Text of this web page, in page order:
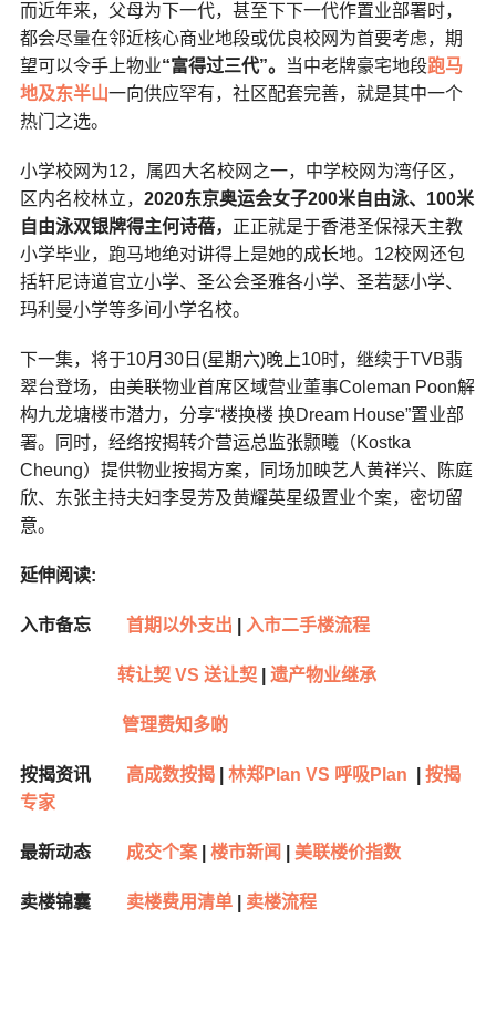
而近年来，父母为下一代，甚至下下一代作置业部署时，
都会尽量在邻近核心商业地段或优良校网为首要考虑，期
望可以令手上物业“富得过三代”。 当中老牌豪宅地段跑马
地及东半山一向供应罕有，社区配套完善，就是其中一个
热门之选。
小学校网为12，属四大名校网之一， 中学校网为湾仔区，
区内名校林立， 2020东京奥运会女子200米自由泳、 100米
自由泳双银牌得主何诗蓓， 正正就是于香港圣保禄天主教
小学毕业，跑马地绝对讲得上是她的成长地。12校网还包
括轩尼诗道官立小学、圣公会圣雅各小学、圣若瑟小学、
玛利曼小学等多间小学名校。
下一集，将于10月30日(星期六)晚上10时，继续于TVB翡
翠台登场，由美联物业首席区域营业董事Coleman Poon解
构九龙塘楼巿潜力，分享“楼换楼 换Dream House”置业部
署。同时，经络按揭转介营运总监张颢曦（Kostka
Cheung）提供物业按揭方案，同场加映艺人黄祥兴、陈庭
欣、东张主持夫妇李旻芳及黄耀英星级置业个案，密切留
意。
延伸阅读:
入市备忘 首期以外支出 入市二手楼流程
转让契 VS 送让契 遗产物业继承
管理费知多啲
按揭资讯 高成数按揭| 林郑Plan VS 呼吸Plan
按揭
专家
最新动态 成交个案 楼市新闻 美联楼价指数
卖楼锦囊 卖楼费用清单| 卖楼流程